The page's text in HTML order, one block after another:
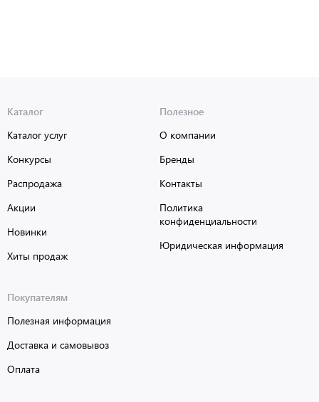
Каталог
Каталог услуг
Конкурсы
Распродажа
Акции
Новинки
Хиты продаж
Полезное
О компании
Бренды
Контакты
Политика
конфиденциальности
Юридическая информация
Покупателям
Полезная информация
Доставка и самовывоз
Оплата